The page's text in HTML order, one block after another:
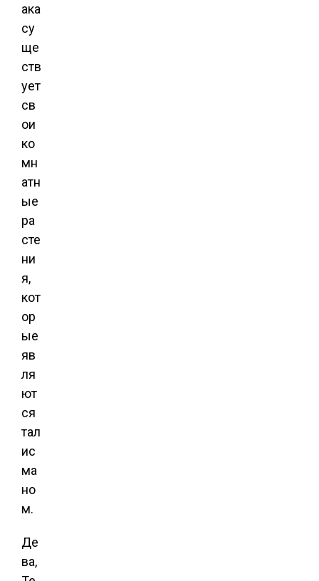
ака
су
ще
ств
ует
св
ои
ко
мн
атн
ые
ра
сте
ни
я,
кот
ор
ые
яв
ля
ют
ся
тал
ис
ма
но
м.
Де
ва,